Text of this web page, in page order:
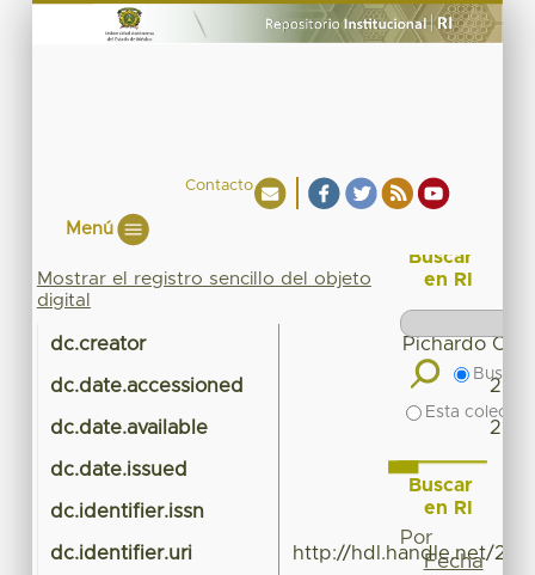
Contacto
Menú
Mostrar el registro sencillo del objeto
digital
dc.creator Pichardo
dc.date.accessioned
dc.date.available
dc.date.issued
dc.identifier.issn
dc.identifier.uri http://hdl.handle.net/
Buscar
en RI
Buscar
Esta
Buscar
en RI
Por
Fecha